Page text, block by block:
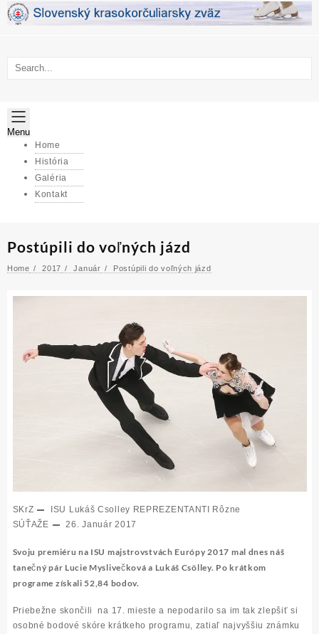
Skip
Menu
Home
História
Galéria
Kontakt
Postúpili do voľných jázd
Home 2017 Január Postúpili do voľných jázd
SKrZ ISU Lukáš Csolley REPREZENTANTI Rôzne
SÚŤAŽE
26. Január 2017
Svoju premiéru na ISU majstrovstvách Európy 2017 mal dnes náš
tanečný pár Lucie Myslivečková a Lukáš Csölley. Po krátkom
programe získali 52,84 bodov.
Priebežne skončili na 17. mieste a nepodarilo sa im tak zlepšiť si
osobné bodové skóre krátkeho programu, zatiaľ najvyššiu známku